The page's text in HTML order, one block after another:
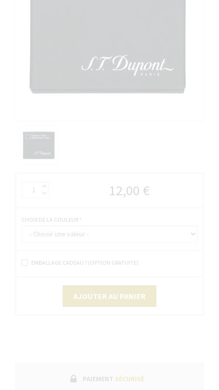
12,00 €
CHOIX DE LA COULEUR *
EMBALLAGE CADEAU ? (OPTION GRATUITE)
AJOUTER AU PANIER
PAIEMENT SÉCURISÉ